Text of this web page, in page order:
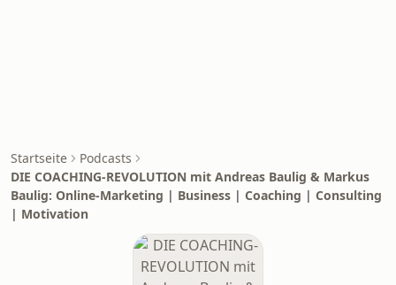
Startseite
Podcasts
DIE COACHING-REVOLUTION mit Andreas Baulig & Markus
Baulig: Online-Marketing | Business | Coaching | Consulting
| Motivation